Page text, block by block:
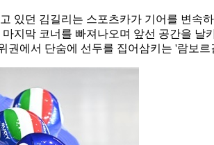
있던 김길리는 스포츠카가 기어를 변
지막 코너를 빠져나오며 앞선 공간을
에서 단숨에 선두를 집어삼키는 '람보